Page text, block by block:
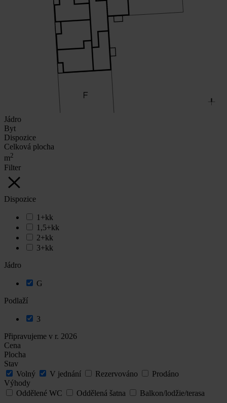
Jádro
Byt
Dispozice
Celková plocha
m2
Filter
Dispozice
1+kk
1,5+kk
2+kk
3+kk
Jádro
G
Podlaží
3
Připravujeme v r. 2026
Cena
Plocha
Stav
Volný
V jednání Rezervováno
Prodáno
Výhody
Oddělené WC
Oddělená šatna
Balkon/lodžie/terasa